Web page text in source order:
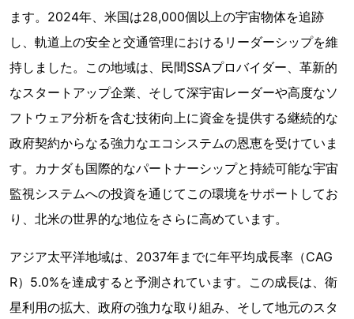
ます。2024年、米国は28,000個以上の宇宙物体を追跡
し、軌道上の安全と交通管理におけるリーダーシップを維
持しました。この地域は、民間SSAプロバイダー、革新的
なスタートアップ企業、そして深宇宙レーダーや高度なソ
フトウェア分析を含む技術向上に資金を提供する継続的な
政府契約からなる強力なエコシステムの恩恵を受けていま
す。カナダも国際的なパートナーシップと持続可能な宇宙
監視システムへの投資を通じてこの環境をサポートしてお
り、北米の世界的な地位をさらに高めています。
アジア太平洋地域は、2037年までに年平均成長率（CAG
R）5.0%を達成すると予測されています。この成長は、衛
星利用の拡大、政府の強力な取り組み、そして地元のスタ